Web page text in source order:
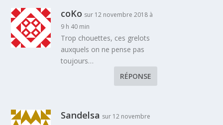
coKo sur 12 novembre 2018 à
9 h 40 min
Trop chouettes, ces grelots
auxquels on ne pense pas
toujours…
RÉPONSE
Sandelsa sur 12 novembre